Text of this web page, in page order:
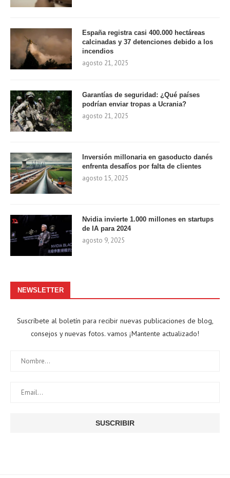
España registra casi 400.000 hectáreas
calcinadas y 37 detenciones debido a los
incendios
agosto 21, 2025
Garantías de seguridad: ¿Qué países
podrían enviar tropas a Ucrania?
agosto 21, 2025
Inversión millonaria en gasoducto danés
enfrenta desafíos por falta de clientes
agosto 15, 2025
Nvidia invierte 1.000 millones en startups
de IA para 2024
agosto 9, 2025
NEWSLETTER
Suscríbete al boletín para recibir nuevas publicaciones de blog,
consejos y nuevas fotos. vamos ¡Mantente actualizado!